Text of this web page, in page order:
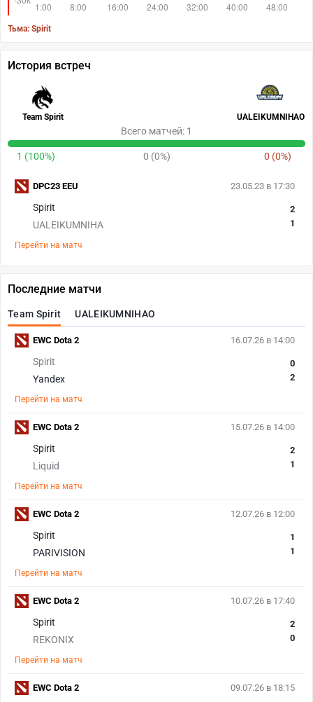
Тьма: Spirit
История встреч
Team Spirit UALEIKUMNIHAO
Всего матчей: 1
1 (100%) 0 (0%) 0 (0%)
23.05.23 в 17:30
Spirit
UALEIKUMNIHA
2
1
Перейти на матч
DPC23 EEU
Последние матчи
Team Spirit UALEIKUMNIHAO
16.07.26 в 14:00
Spirit
Yandex
0
2
Перейти на матч
EWC Dota 2
15.07.26 в 14:00
Spirit
Liquid
2
1
Перейти на матч
EWC Dota 2
12.07.26 в 12:00
Spirit
PARIVISION
1
1
Перейти на матч
EWC Dota 2
10.07.26 в 17:40
Spirit
REKONIX
2
0
Перейти на матч
EWC Dota 2
09.07.26 в 18:15
EWC Dota 2